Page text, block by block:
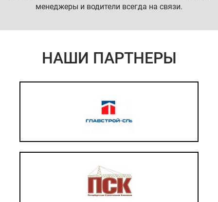
менеджеры и водители всегда на связи.
НАШИ ПАРТНЕРЫ